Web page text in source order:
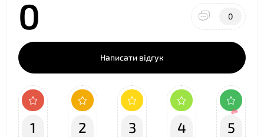
0 0
Написати відгук
1 2 3 4 5